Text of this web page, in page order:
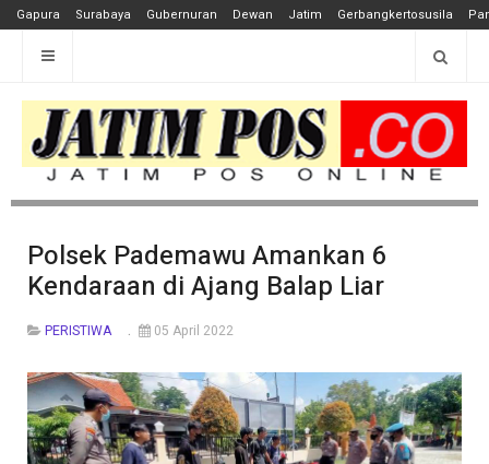
Gapura Surabaya Gubernuran Dewan Jatim Gerbangkertosusila
Polsek Pademawu Amankan 6
Kendaraan di Ajang Balap Liar
PERISTIWA 05 April 2022